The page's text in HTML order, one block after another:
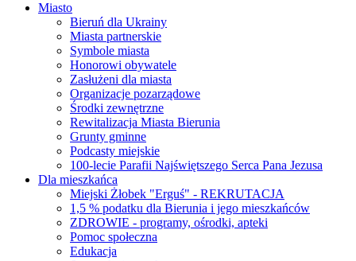
Miasto
Bieruń dla Ukrainy
Miasta partnerskie
Symbole miasta
Honorowi obywatele
Zasłużeni dla miasta
Organizacje pozarządowe
Środki zewnętrzne
Rewitalizacja Miasta Bierunia
Grunty gminne
Podcasty miejskie
100-lecie Parafii Najświętszego Serca Pana Jezusa
Dla mieszkańca
Miejski Żłobek "Erguś" - REKRUTACJA
1,5 % podatku dla Bierunia i jego mieszkańców
ZDROWIE - programy, ośrodki, apteki
Pomoc społeczna
Edukacja